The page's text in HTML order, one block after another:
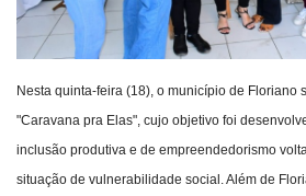
Nesta quinta-feira (18), o município de Floriano
"Caravana pra Elas", cujo objetivo foi
inclusão produtiva e de empreendedorismo
situação de vulnerabilidade social. Além de